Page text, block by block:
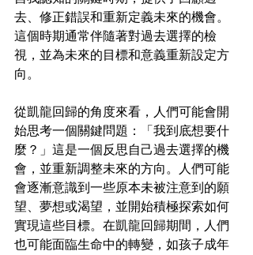
去、修正錯誤和重新定義未來的機會。
這個時期通常伴隨著對過去選擇的檢
視，並為未來的目標和意義重新設定方
向。
從凱龍回歸的角度來看，人們可能會開
始思考一個關鍵問題：「我到底想要什
麼？」這是一個反思自己過去選擇的機
會，並重新調整未來的方向。人們可能
會逐漸意識到一些原本未被注意到的願
望、夢想或渴望，並開始積極探索如何
實現這些目標。在凱龍回歸期間，人們
也可能面臨生命中的轉變，如孩子成年